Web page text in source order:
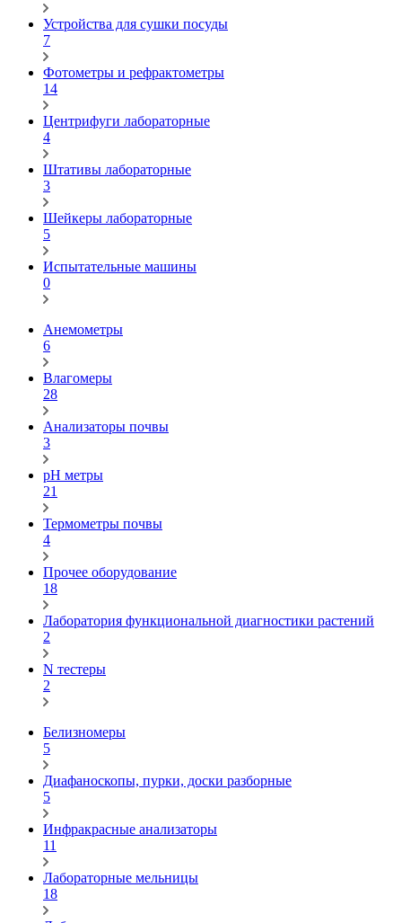
Устройства для сушки посуды
7
Фотометры и рефрактометры
14
Центрифуги лабораторные
4
Штативы лабораторные
3
Шейкеры лабораторные
5
Испытательные машины
0
Анемометры
6
Влагомеры
28
Анализаторы почвы
3
pH метры
21
Термометры почвы
4
Прочее оборудование
18
Лаборатория функциональной диагностики растений
2
N тестеры
2
Белизномеры
5
Диафаноскопы, пурки, доски разборные
5
Инфракрасные анализаторы
11
Лабораторные мельницы
18